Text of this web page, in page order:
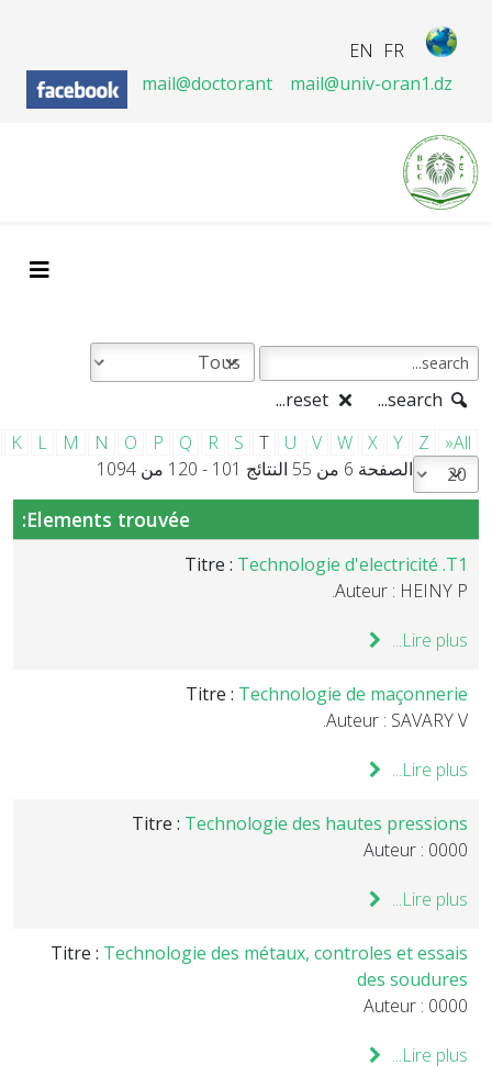
FR
EN
mail@doctorant
mail@univ-oran1.dz
K
L M N O P Q R S T U V W X Y Z
»All
الصفحة 6 من 55 النتائج 101 - 120 من 1094
Elements trouvée:
Titre : Technologie d'electricité .T1
Auteur : HEINY P.
Lire plus...
Titre : Technologie de maçonnerie
Auteur : SAVARY V.
Lire plus...
Titre : Technologie des hautes pressions
Auteur : 0000
Lire plus...
Titre : Technologie des métaux, controles et essais
des soudures
Auteur : 0000
Lire plus...